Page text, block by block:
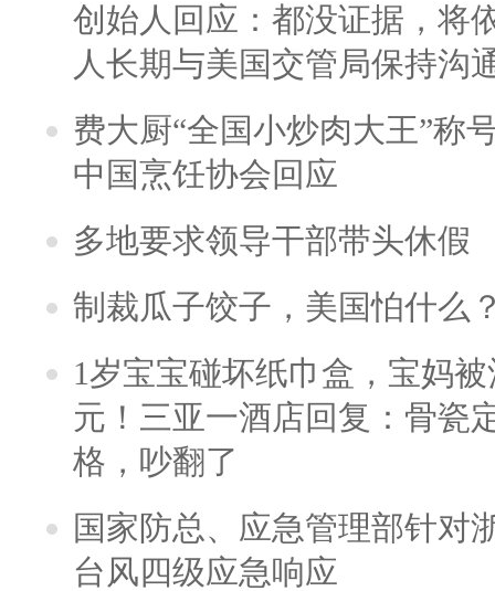
创始人回应：都没证据，将
人长期与美国交管局保持沟
费大厨“全国小炒肉大王”称
中国烹饪协会回应
多地要求领导干部带头休假
制裁瓜子饺子，美国怕什么
1岁宝宝碰坏纸巾盒，宝妈
元！三亚一酒店回复：骨瓷
格，吵翻了
国家防总、应急管理部针对
台风四级应急响应